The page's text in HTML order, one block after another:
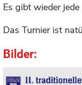
Es gibt wieder
Das Turnier ist
Bilder: